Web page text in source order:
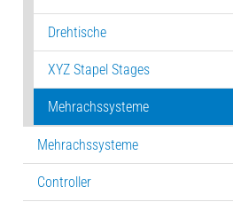
Drehtische
XYZ Stapel Stages
Mehrachssysteme
Mehrachssysteme
Controller